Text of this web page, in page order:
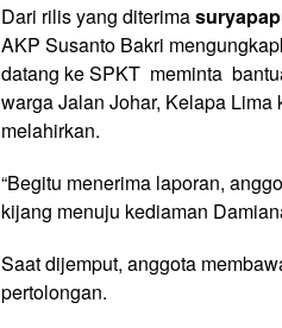
a
t
r
o
l
s
Dari rilis yang diterima
AKP Susanto Bakri
datang ke SPKT meminta
warga Jalan Johar, Kelapa
melahirkan.
“Begitu menerima laporan,
kijang menuju kediaman
Saat dijemput, anggota
pertolongan.